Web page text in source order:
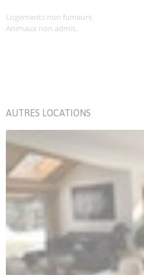
Logements non fumeurs
Animaux non admis.
AUTRES LOCATIONS